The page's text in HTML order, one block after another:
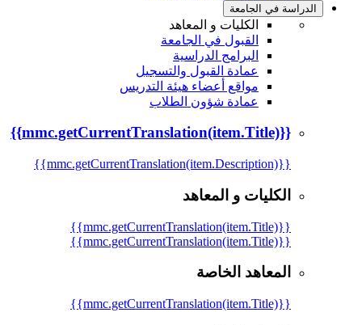
الدراسة في الجامعة
الكليات و المعاهد
القبول في الجامعة
البرامج الدراسية
عمادة القبول والتسجيل
مواقع أعضاء هيئة التدريس
عمادة شؤون الطلاب
{{mmc.getCurrentTranslation(item.Title)}}
الكليات و المعاهد
المعاهد الخاصة